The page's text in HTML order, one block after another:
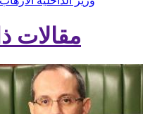
مقالات